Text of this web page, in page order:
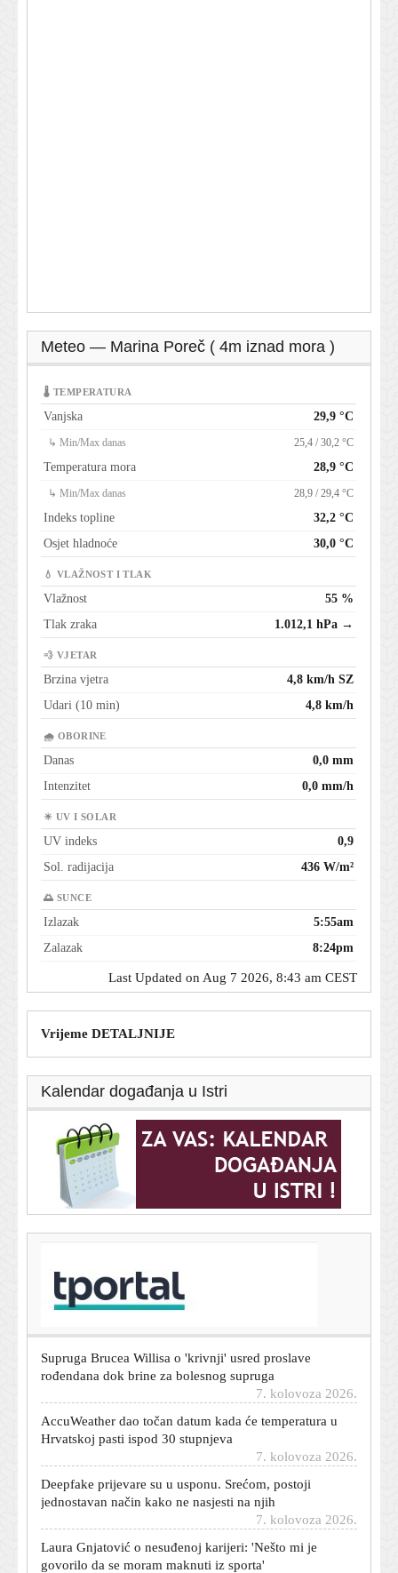
Meteo — Marina Poreč ( 4m iznad mora )
🌡 TEMPERATURA
Vanjska 29,9 °C
↳ Min/Max danas 25,4 / 30,2 °C
Temperatura mora 28,9 °C
↳ Min/Max danas 28,9 / 29,4 °C
Indeks topline
32,2 °C
Osjet hladnoće
30,0 °C
💧 VLAŽNOST I TLAK
Vlažnost
55 %
Tlak zraka
1.012,1 hPa →
💨 VJETAR
Brzina vjetra
4,8 km/h SZ
Udari (10 min)
4,8 km/h
🌧 OBORINE
Danas
0,0 mm
Intenzitet
0,0 mm/h
☀ UV I SOLAR
UV indeks
0,9
Sol. radijacija
436 W/m²
🌅 SUNCE
Izlazak
5:55am
Zalazak
8:24pm
Last Updated on Aug 7 2026, 8:43 am CEST
Vrijeme DETALJNIJE
Kalendar događanja u Istri
Ljetna preporuka iz Znanja: 7 knjiga koje će vam
uljepšati dane na plaži
Supruga Brucea Willisa o 'krivnji' usred proslave
rođendana dok brine za bolesnog supruga
7. kolovoza 2026.
AccuWeather dao točan datum kada će temperatura u
Hrvatskoj pasti ispod 30 stupnjeva
Deepfake prijevare su u usponu. Srećom, postoji
jednostavan način kako ne nasjesti na njih
7. kolovoza 2026.
Laura Gnjatović o nesuđenoj karijeri: 'Nešto mi je
govorilo da se moram maknuti iz sporta'
7. kolovoza 2026.